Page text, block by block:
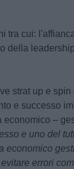
tra cui:
della
strat up e spin
e successo
economico –
e uno del
economico
errori